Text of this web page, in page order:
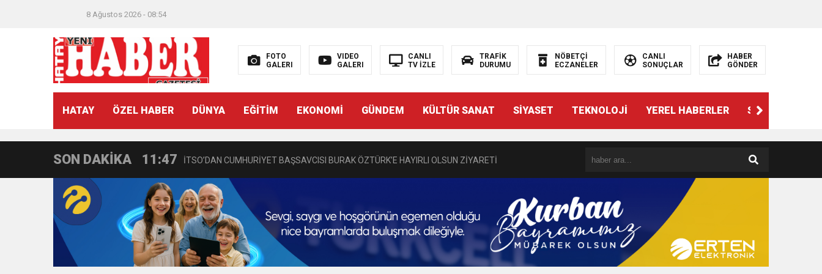
8 Ağustos 2026 - 08:54
FOTO
GALERI
VIDEO
GALERI
CANLI
TV İZLE
TRAFİK
DURUMU
NÖBETÇİ
ECZANELER
CANLI
SONUÇLAR
HABER
GÖNDER
HATAY ÖZEL HABER DÜNYA EĞİTİM EKONOMİ GÜNDEM KÜLTÜR SANAT SİYASET TEKNOLOJİ YEREL HABERLER SPOR
SON DAKİKA
21:40
11:47 İTSO’DAN CUMHURİYET BAŞSAVCISI BURAK ÖZTÜRK’E HAYIRLI OLSUN ZİYARETİ
18:55 İNCE’NİN CHP’DE KALMASININ PERDE ARKASI: GÖRÜNENDEN DAHA FAZLASI MI VAR?
11:57 IŞIL Eczanesi Görkemli Bir Törenle Hizmete Açıldı
21:40